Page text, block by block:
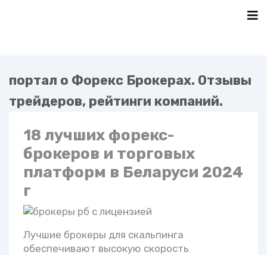
портал о Форекс Брокерах. Отзывы
трейдеров, рейтинги компаний.
18 лучших форекс-
брокеров и торговых
платформ в Беларуси 2024
г
Лучшие брокеры для скальпинга
обеспечивают высокую скорость